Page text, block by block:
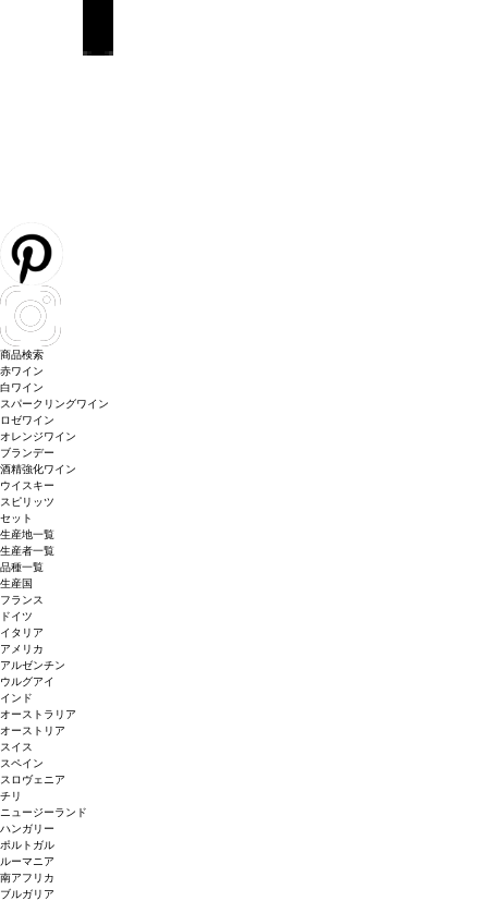
商品検索
赤ワイン
白ワイン
スパークリングワイン
ロゼワイン
オレンジワイン
ブランデー
酒精強化ワイン
ウイスキー
スピリッツ
セット
生産地一覧
生産者一覧
品種一覧
生産国
フランス
ドイツ
イタリア
アメリカ
アルゼンチン
ウルグアイ
インド
オーストラリア
オーストリア
スイス
スペイン
スロヴェニア
チリ
ニュージーランド
ハンガリー
ポルトガル
ルーマニア
南アフリカ
ブルガリア